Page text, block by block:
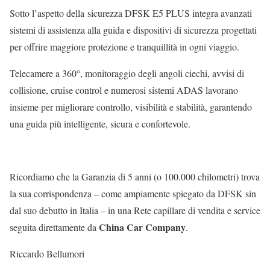
Sotto l’aspetto della sicurezza DFSK E5 PLUS integra avanzati
sistemi di assistenza alla guida e dispositivi di sicurezza progettati
per offrire maggiore protezione e tranquillità in ogni viaggio.
Telecamere a 360°, monitoraggio degli angoli ciechi, avvisi di
collisione, cruise control e numerosi sistemi ADAS lavorano
insieme per migliorare controllo, visibilità e stabilità, garantendo
una guida più intelligente, sicura e confortevole.
Ricordiamo che la Garanzia di 5 anni (o 100.000 chilometri) trova
la sua corrispondenza – come ampiamente spiegato da DFSK sin
dal suo debutto in Italia – in una Rete capillare di vendita e service
seguita direttamente da China Car Company.
Riccardo Bellumori